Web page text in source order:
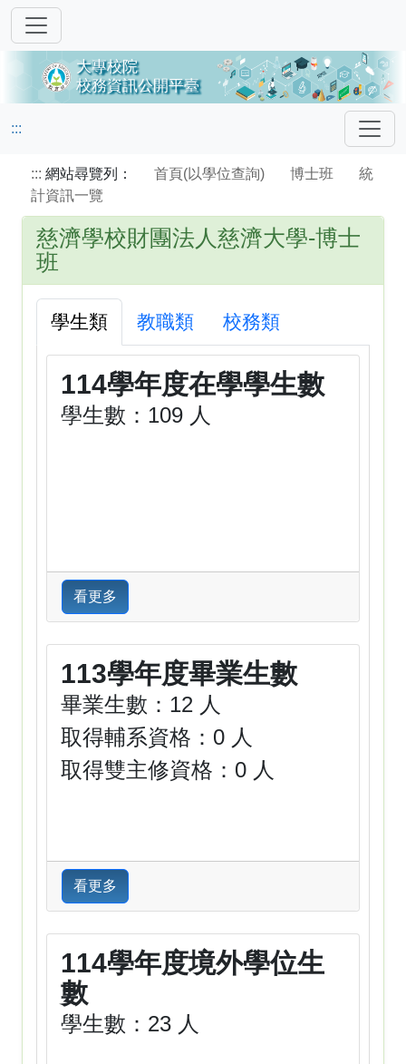
:::
::: 網站尋覽列： 首頁(以學位查詢) 博士班
統
計資訊一覽
慈濟學校財團法人慈濟大學-博士
班
學生類 教職類 校務類
114學年度在學學生數
學生數：109 人
看更多
113學年度畢業生數
畢業生數：12 人
取得輔系資格：0 人
取得雙主修資格：0 人
看更多
114學年度境外學位生
數
學生數：23 人